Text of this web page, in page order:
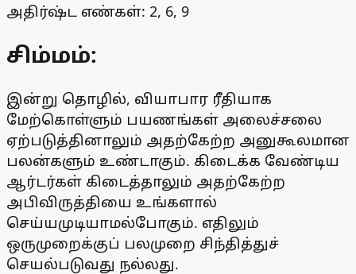
அதிர்ஷ்ட எண்கள்: 2, 6, 9
சிம்மம்:
இன்று தொழில், வியாபார ரீதியாக
மேற்கொள்ளும் பயணங்கள் அலைச்சலை
ஏற்படுத்தினாலும் அதற்கேற்ற அனுகூலமான
பலன்களும் உண்டாகும். கிடைக்க வேண்டிய
ஆர்டர்கள் கிடைத்தாலும் அதற்கேற்ற
அபிவிருத்தியை உங்களால்
செய்யமுடியாமல்போகும். எதிலும்
ஒருமுறைக்குப் பலமுறை சிந்தித்துச்
செயல்படுவது நல்லது.